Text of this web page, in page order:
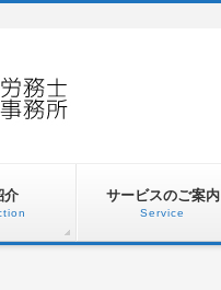
介 サービスのご案内
Service